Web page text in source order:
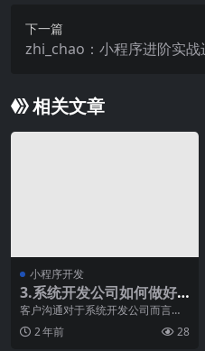
下一篇
zhi_chao：小程序进阶实
相关文章
小程序开发
3.系统开发公司如何做好
客户沟通？
客户沟通对于系统开发公司而言，
是一项至关重要的任务。良好的客
户沟通可以确保项目顺
2 年前 28